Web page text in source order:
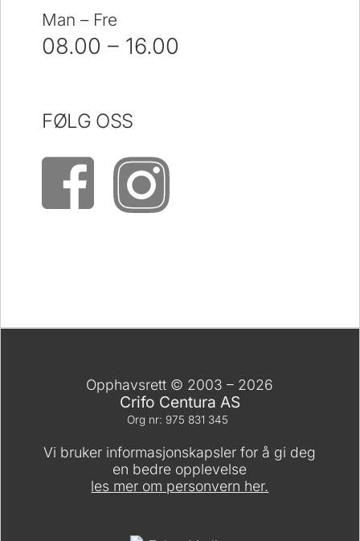
Man – Fre
08.00 – 16.00
FØLG OSS
Opphavsrett © 2003 – 2026
Crifo Centura AS
Org nr: 975 831 345
Vi bruker informasjonskapsler for å gi deg
en bedre opplevelse
les mer om personvern her.